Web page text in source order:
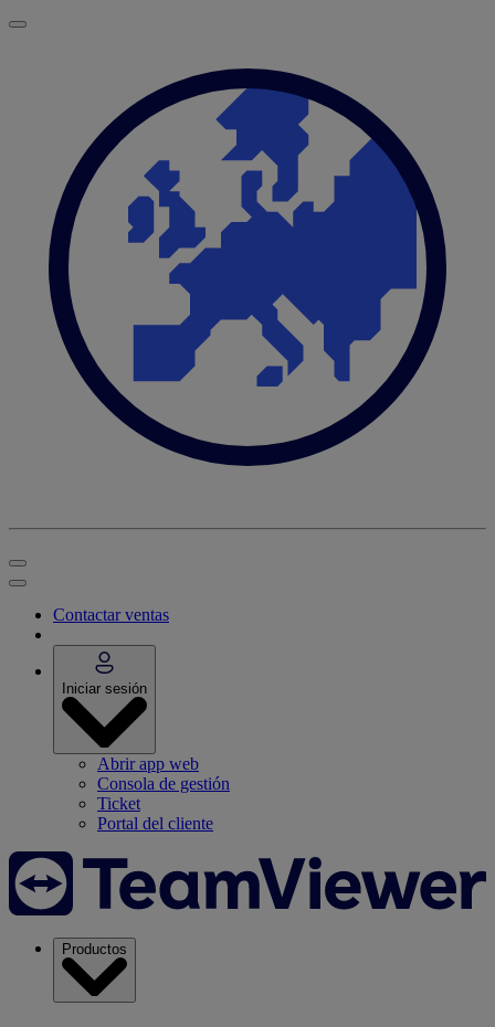
Contactar ventas
Iniciar sesión
Abrir app web
Consola de gestión
Ticket
Portal del cliente
Productos